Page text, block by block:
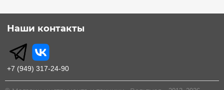
Наши контакты
+7 (949) 317-24-90